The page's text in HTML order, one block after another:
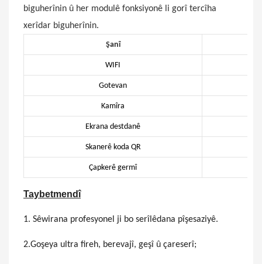
biguherînin û her modulê fonksiyonê li gorî tercîha
xerîdar biguherînin.
Şanî
WIFI
Gotevan
Kamîra
Ekrana destdanê
Skanerê koda QR
Çapkerê germî
Taybetmendî
1. Sêwirana profesyonel ji bo serîlêdana pîşesaziyê.
2.Goşeya ultra fireh, berevajî, geşî û çareserî;